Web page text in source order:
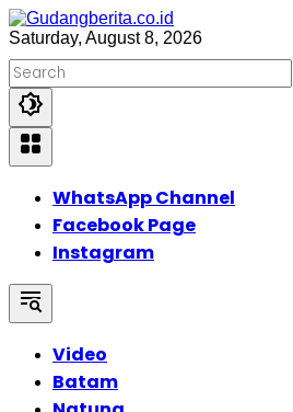
Skip
to
content
Saturday, August 8, 2026
WhatsApp Channel
Facebook Page
Instagram
Video
Batam